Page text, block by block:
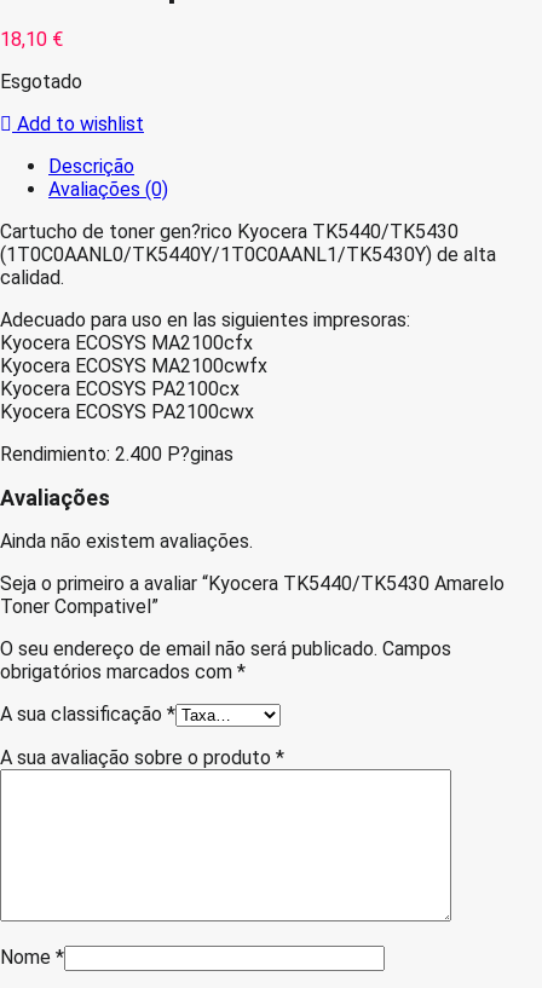
18,10 €
Esgotado
Add to wishlist
Descrição
Avaliações (0)
Cartucho de toner gen?rico Kyocera TK5440/TK5430
(1T0C0AANL0/TK5440Y/1T0C0AANL1/TK5430Y) de alta
calidad.
Adecuado para uso en las siguientes impresoras:
Kyocera ECOSYS MA2100cfx
Kyocera ECOSYS MA2100cwfx
Kyocera ECOSYS PA2100cx
Kyocera ECOSYS PA2100cwx
Rendimiento: 2.400 P?ginas
Avaliações
Ainda não existem avaliações.
Seja o primeiro a avaliar “Kyocera TK5440/TK5430 Amarelo
Toner Compativel”
O seu endereço de email não será publicado. Campos
obrigatórios marcados com *
A sua classificação *
A sua avaliação sobre o produto *
Nome *